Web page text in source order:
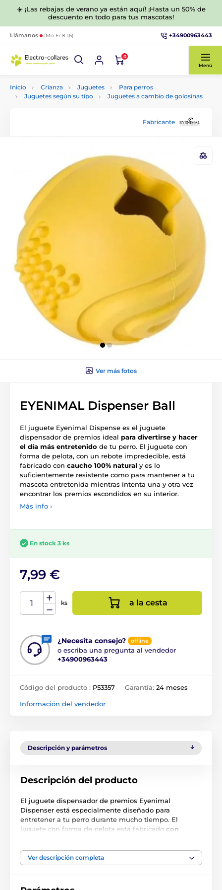
☀️ ¡Las rebajas de verano ya están aquí! ¡Hasta un 50% de
descuento en todo para tus mascotas!
Llámanos (Mo-Fr 8-16) +34900963443
0
Menú
Inicio Crianza Juguetes
Para perros
Juguetes según su tipo
Juguetes a cambio de golosinas
Fabricante
Ver más fotos
EYENIMAL Dispenser Ball
El juguete Eyenimal Dispense es el juguete
dispensador de premios ideal para divertirse y hacer
el día más entretenido de tu perro. El juguete con
forma de pelota, con un rebote impredecible, está
fabricado con caucho 100% natural y es lo
suficientemente resistente como para mantener a tu
mascota entretenida mientras intenta una y otra vez
encontrar los premios escondidos en su interior.
Más info ›
En stock 3 ks
7,99 €
ks a la cesta
¿Necesita consejo? offline
o escriba una pregunta al vendedor
+34900963443
Código del producto : P53357 Garantía: 24 meses
Información del vendedor
Descripción y parámetros
Descripción del producto
El juguete dispensador de premios Eyenimal
Dispenser está especialmente diseñado para
entretener a tu perro durante mucho tiempo. El
juguete con forma de pelota está fabricado con
pueda jugar y, al mismo tiempo, conseguir sus snacks
favoritos del interior del juguete. ¡Anima a tu perro a
Ver descripción completa